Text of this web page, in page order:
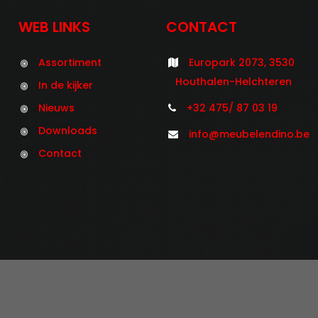
WEB LINKS
Assortiment
In de kijker
Nieuws
Downloads
Contact
CONTACT
Europark 2073, 3530
Houthalen-Helchteren
+32 475/ 87 03 19
info@meubelendino.be